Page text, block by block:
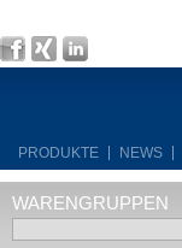
PRODUKTE NEWS
WARENGRUPPEN